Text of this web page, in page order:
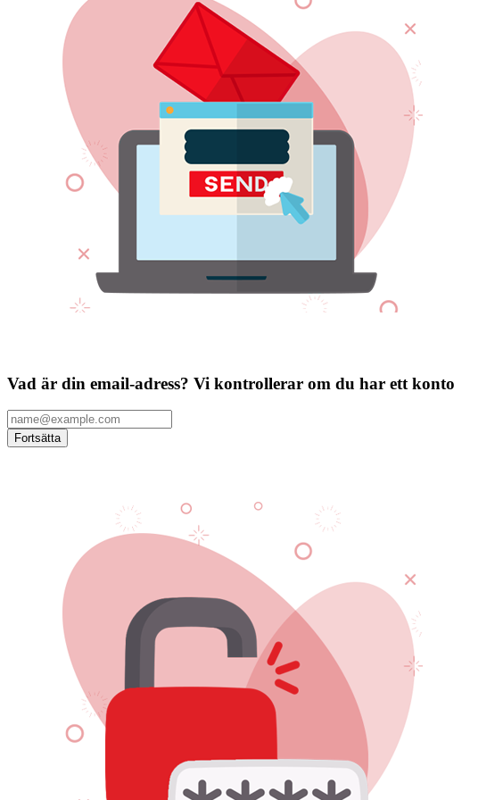
Vad är din email-adress? Vi kontrollerar om du har ett konto